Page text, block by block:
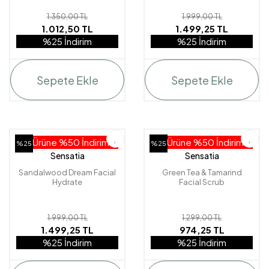
1.350,00 TL
1.012,50 TL
%25 İndirim
Sepete Ekle
1.999,00 TL
1.499,25 TL
%25 İndirim
Sepete Ekle
%25
2. Ürüne %50 İndirim!
Sensatia
Sandalwood Dream Facial
Hydrate
1.999,00 TL
1.499,25 TL
%25 İndirim
%25
2. Ürüne %50 İndirim!
Sensatia
Green Tea & Tamarind
Facial Scrub
1.299,00 TL
974,25 TL
%25 İndirim